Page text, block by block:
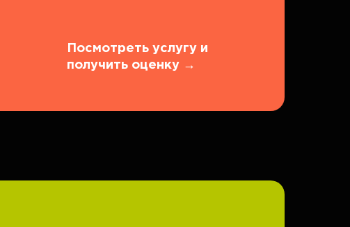
Посмотреть услугу и
получить оценку →